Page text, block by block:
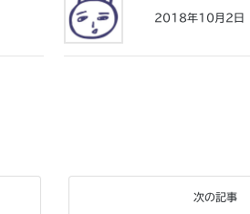
2018年10月2日
次の記事